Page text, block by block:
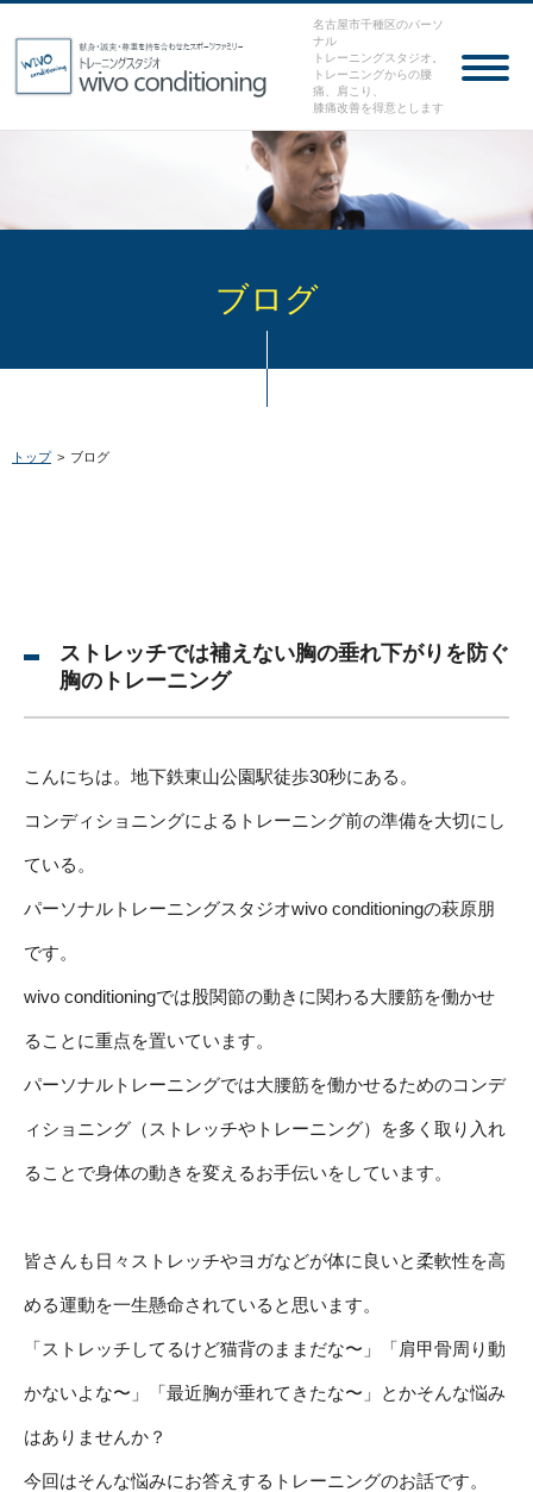
名古屋市千種区のパーソ
ナル
トレーニングスタジオ。
トレーニングからの腰
痛、肩こり、
膝痛改善を得意とします
ブログ
トップ > ブログ
ストレッチでは補えない胸の垂れ下がりを防ぐ
胸のトレーニング
こんにちは。地下鉄東山公園駅徒歩30秒にある。
コンディショニングによるトレーニング前の準備を大切にし
ている。
パーソナルトレーニングスタジオwivo conditioningの萩原朋
です。
wivo conditioningでは股関節の動きに関わる大腰筋を働かせ
ることに重点を置いています。
パーソナルトレーニングでは大腰筋を働かせるためのコンデ
ィショニング（ストレッチやトレーニング）を多く取り入れ
ることで身体の動きを変えるお手伝いをしています。
皆さんも日々ストレッチやヨガなどが体に良いと柔軟性を高
める運動を一生懸命されていると思います。
「ストレッチしてるけど猫背のままだな〜」「肩甲骨周り動
かないよな〜」「最近胸が垂れてきたな〜」とかそんな悩み
はありませんか？
今回はそんな悩みにお答えするトレーニングのお話です。